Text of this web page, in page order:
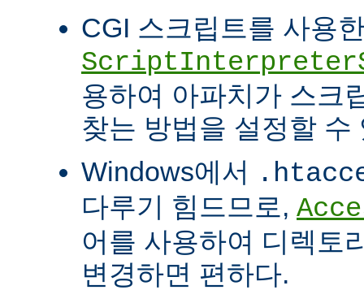
CGI 스크립트를 사용
용하여 아파치가 스크
찾는 방법을 설정할 수
Windows에서
다루기 힘드므로,
어를 사용하여 디렉토
변경하면 편하다.